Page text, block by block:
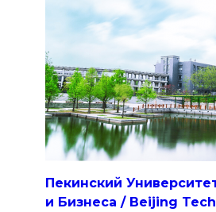
Пекинский
и Бизнеса / Beijing